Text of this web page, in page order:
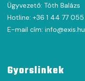
Ügyvezető: Tóth Balázs
Hotline: +36 1 44 77 055
E-mail cím: info@exis.hu
Gyorslinkek